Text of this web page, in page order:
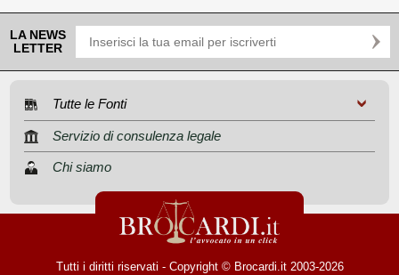
LA NEWS
LETTER
Tutte le Fonti
Servizio di consulenza legale
Chi siamo
Tutti i diritti riservati - Copyright © Brocardi.it 2003-2026